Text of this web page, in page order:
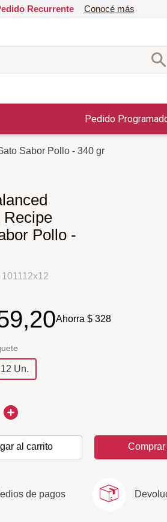
Recurrente Conocé más
Pedido
Sabor Pollo - 340 gr
Recipe
Pollo -
101112x12
,20Ahorra $ 328
12 Un.
al carrito
de pagos